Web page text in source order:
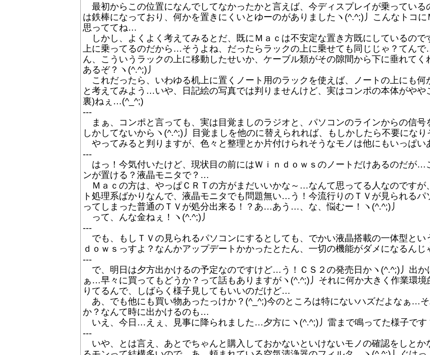
最初からこの位置になんでしてなかったかと言えば、今ディスプレイが乗っている
は鉄棒になっており、何かを置きにくいとゆーのがありましたヽ(^.^;)丿こんなトコ
思っててね…
しかし、よくよく考えてみるとだ、既にＭａｃは不安定な置き方既にしているの
上に乗ってるのだから…そうよね、だったらラックの上に乗せても同じじゃ？てん
ん、こういうラックの上に移動したせいか、ケーブル類がその隙間から下に垂れて
あるぞ？ヽ(^.^;)丿
これだったら、いわゆる机上に置くノート用のラックを使えば、ノートの上にも
と考えてみよう…いや、日記絵の写真では判りませんけど、実はコンポの本体がや
裏)ねぇ…(^_^;)
---
まぁ、コンポと言っても、実は目覚ましのラジオと、パソコンのラインからの信
しかしてないからヽ(^.^;)丿目覚ましを他のに替えられれば、もしかしたら不要にな
やってみると判りますが、色々と整理とか片付けられそうなモノは他にもいっぱい
---
はっ！今気付いたけど、現状目の前にはＷｉｎｄｏｗｓのノートだけあるのだが…
ンが置ける？液晶モニタで？…
Ｍａｃの方は、やっぱＣＲＴの方がまだいいかな～…なんて思ってる人なのですが
ト処理系ばかりなんで、液晶モニタでも問題無い…う！今流行りのＴＶが見られる
ってしまった普通のＴＶが処分出来る！？あ…あう…、な、悩むー！ヽ(^.^;)丿
って、んな金ねぇ！ヽ(^.^;)丿
---
でも、もしＴＶの見られるパソコンにするとしても、でかい液晶搭載の一体型と
ｄｏｗｓっすよ？なんかアップデートかかったとたん、一切の機能がダメになるん
---
で、明日は夕方出かけるの予定なのですけど…う！ＣＳ２の発売日かヽ(^.^;)丿出か
ぁ…早々に買ってもどうか？って話もありますがヽ(^.^;)丿それに何か大きく作業環
りてるんで、しばらく様子見してもいいのだけど…
あ、でも他にも買い物あったっけか？(^_^;)今のところは特にないハズだよなぁ…
か？なんて時に出かけるのも…
いえ、今日…えぇ、見事に降られました…夕方にヽ(^.^;)丿雷まで鳴ってた様子です
---
いや、とは言え、あとでちゃんと購入しておかないといけないモノの確認をしと